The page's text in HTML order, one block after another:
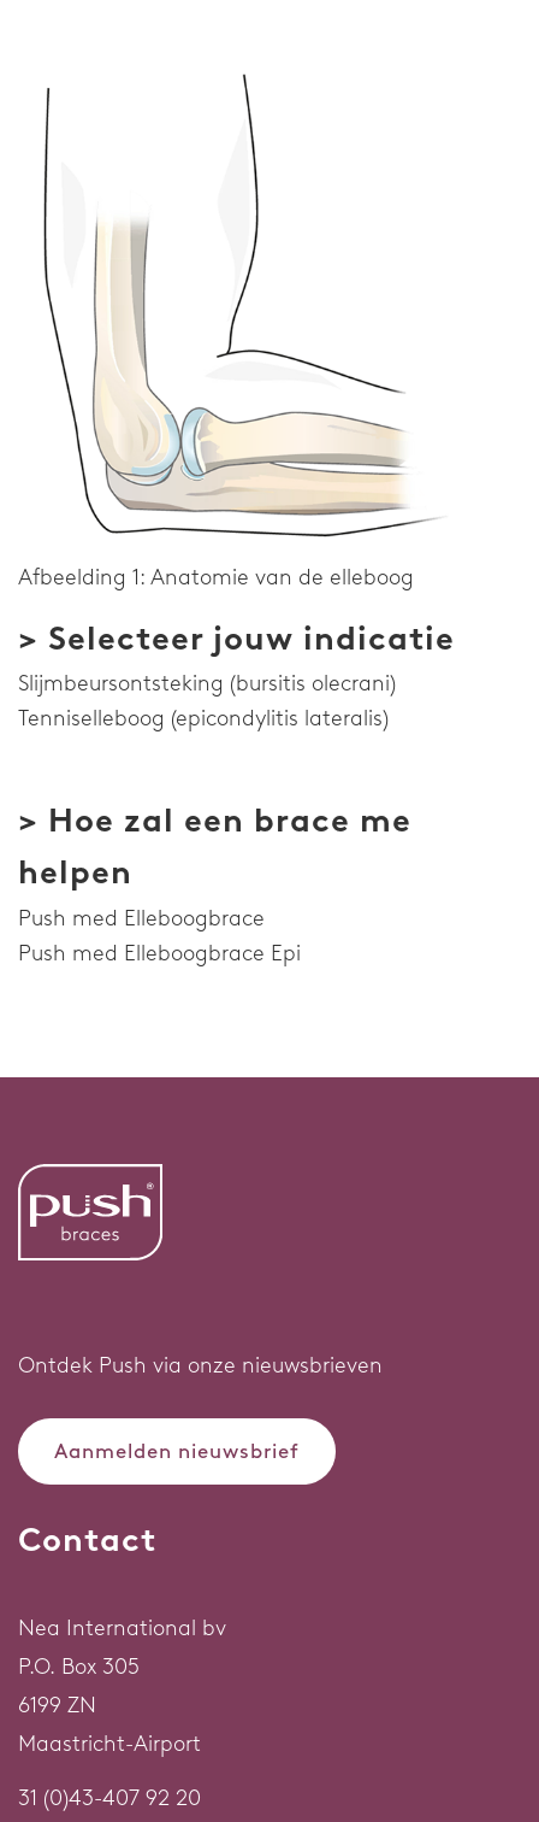
Werken bij
Algemeen
Contact
Vragen
Downloads
Distributeurs
Privacyverklaring
Klokkenluiderssysteem
Home
Afbeelding 1: Anatomie van de elleboog
> Selecteer jouw indicatie
Slijmbeursontsteking (bursitis olecrani)
Tenniselleboog (epicondylitis lateralis)
> Hoe zal een brace me
helpen
Push med Elleboogbrace
Push med Elleboogbrace Epi
Ontdek Push via onze nieuwsbrieven
Aanmelden nieuwsbrief
Contact
Nea International bv
P.O. Box 305
6199 ZN
Maastricht-Airport
31 (0)43-407 92 20